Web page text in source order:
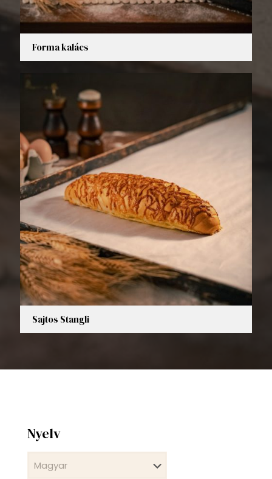
Forma kalács
Sajtos Stangli
Nyelv
Nyelv